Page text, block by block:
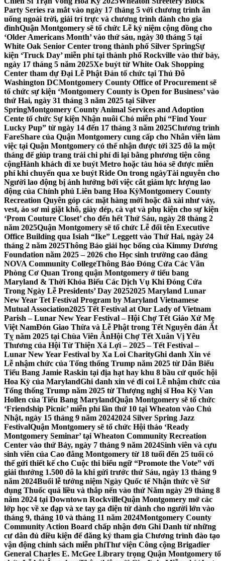
Party Series ra mắt vào ngày 17 tháng 5 với chương trình ăn
uống ngoài trời, giải trí trực và chương trình dành cho gia
đìnhQuận Montgomery sẽ tổ chức Lễ kỷ niệm cộng đồng cho
‘Older Americans Month’ vào thứ sáu, ngày 30 tháng 5 tại
White Oak Senior Center trong thành phố Silver SpringSự
kiện ‘Truck Day’ miễn phí tại thành phố Rockville vào thứ bảy,
ngày 17 tháng 5 năm 2025Xe buýt từ White Oak Shopping
Center tham dự Đại Lễ Phật Đản tổ chức tại Thủ Đô
Washington DCMontgomery County Office of Procurement sẽ
tổ chức sự kiện ‘Montgomery County is Open for Business’ vào
thứ Hai, ngày 31 tháng 3 năm 2025 tại Silver
SpringMontgomery County Animal Services and Adoption
Cente tổ chức Sự kiện Nhận nuôi Chó miễn phí “Find Your
Lucky Pup” từ ngày 14 đến 17 tháng 3 năm 2025Chương trình
FareShare của Quận Montgomery cung cấp cho Nhân viên làm
việc tại Quận Montgomery có thể nhận được tới 325 đô la một
tháng để giúp trang trải chi phí đi lại bằng phương tiện công
cộngHành khách đi xe buýt Metro hoặc tàu hỏa sẽ được miễn
phí khi chuyển qua xe buýt Ride On trong ngàyTài nguyên cho
Người lao động bị ảnh hưởng bởi việc cắt giảm lực lượng lao
động của Chính phủ Liên bang Hoa KỳMontgomery County
Recreation Quyên góp các mặt hàng mới hoặc đã xài như váy,
vest, áo sơ mi giặt khô, giày dép, cà vạt và phụ kiện cho sự kiện
‘Prom Couture Closet’ cho đến hết Thứ Sáu, ngày 28 tháng 2
năm 2025Quận Montgomery sẽ tổ chức Lễ đổi tên Executive
Office Building qua Isiah “Ike” Leggett vào Thứ Hai, ngày 24
tháng 2 năm 2025Thông Báo giải học bổng của Kimmy Dương
Foundation năm 2025 – 2026 cho Học sinh trường cao đẳng
NOVA Community CollegeThông Báo Đóng Cửa Các Văn
Phòng Cơ Quan Trong quận Montgomery ở tiểu bang
Maryland & Thời Khóa Biểu Các Dịch Vụ Khi Đóng Cửa
Trong Ngày Lễ Presidents’ Day 20252025 Maryland Lunar
New Year Tet Festival Program by Maryland Vietnamese
Mutual Association2025 Tết Festival at Our Lady of Vietnam
Parish – Lunar New Year Festival – Hội Chợ Tết Giáo Xứ Mẹ
Việt NamĐón Giao Thừa và Lễ Phật trong Tết Nguyên đán Ất
Tỵ năm 2025 tại Chùa Viên ÂnHội Chợ Tết Xuân Vị Yêu
Thương của Hội Từ Thiện Xá Lợi – 2025 – Tết Festival –
Lunar New Year Festival by Xa Loi CharityGhi danh Xin vé
Lễ nhậm chức của Tổng thống Trump năm 2025 từ Dân Biểu
Tiểu Bang Jamie Raskin tại địa hạt hay khu 8 bầu cử quốc hội
Hoa Kỳ của MarylandGhi danh xin vé đi coi Lễ nhậm chức của
Tổng thống Trump năm 2025 từ Thượng nghị sĩ Hoa Kỳ Van
Hollen của Tiểu Bang MarylandQuận Montgomery sẽ tổ chức
‘Friendship Picnic’ miễn phí lần thứ 10 tại Wheaton vào Chủ
Nhật, ngày 15 tháng 9 năm 20242024 Silver Spring Jazz
FestivalQuận Montgomery sẽ tổ chức Hội thảo ‘Ready
Montgomery Seminar’ tại Wheaton Community Recreation
Center vào thứ Bảy, ngày 7 tháng 9 năm 2024Sinh viên và cựu
sinh viên của Cao đẳng Montgomery từ 18 tuổi đến 25 tuổi có
thể gửi thiết kế cho Cuộc thi biểu ngữ “Promote the Vote” với
giải thưởng 1.500 đô la khi gửi trước thứ Sáu, ngày 13 tháng 9
năm 2024Buổi lễ tưởng niệm Ngày Quốc tế Nhận thức về Sử
dụng Thuốc quá liều và thắp nến vào thứ Năm ngày 29 tháng 8
năm 2024 tại Downtown RockvilleQuận Montgomery mở các
lớp học về xe đạp và xe tay ga điện tử dành cho người lớn vào
tháng 9, tháng 10 và tháng 11 năm 2024Montgomery County
Community Action Board chấp nhận đơn Ghi Danh từ những
cư dân đủ điều kiện để đăng ký tham gia Chương trình đào tạo
vận động chính sách miễn phíThư viện Công cộng Brigadier
General Charles E. McGee Library trọng Quận Montgomery tổ